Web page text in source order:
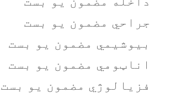
جراحي مضمون یو بست
بیوشیمي مضمون یو بست
اناټومي مضمون یو بست
فزیالوژي مضمون یو بست